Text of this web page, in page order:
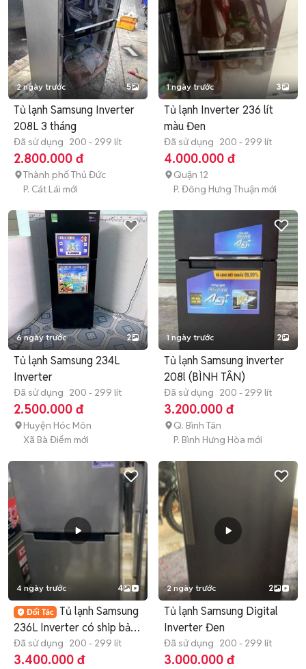
2 ngày trước 5
Tủ lạnh Samsung Inverter
208L 3 tháng
Đã sử dụng 200 - 299 lít
2.800.000 đ
Thành phố Thủ Đức
P. Cát Lái mới
1 ngày trước 3
Tủ lạnh Inverter 236 lít
màu Đen
Đã sử dụng 200 - 299 lít
4.000.000 đ
Quận 12
P. Đông Hưng Thuận mới
6 ngày trước 2
Tủ lạnh Samsung 234L
Inverter
Đã sử dụng 200 - 299 lít
2.500.000 đ
Huyện Hóc Môn
Xã Bà Điểm mới
1 ngày trước 2
Tủ lạnh Samsung inverter
208l (BÌNH TÂN)
Đã sử dụng 200 - 299 lít
3.200.000 đ
Q. Bình Tân
P. Bình Hưng Hòa mới
4 ngày trước 4
Tủ lạnh Samsung
236L Inverter có ship bảo
hành
Đã sử dụng 200 - 299 lít
3.400.000 đ
2 ngày trước 2
Tủ lạnh Samsung Digital
Inverter Đen
Đã sử dụng 200 - 299 lít
3.000.000 đ